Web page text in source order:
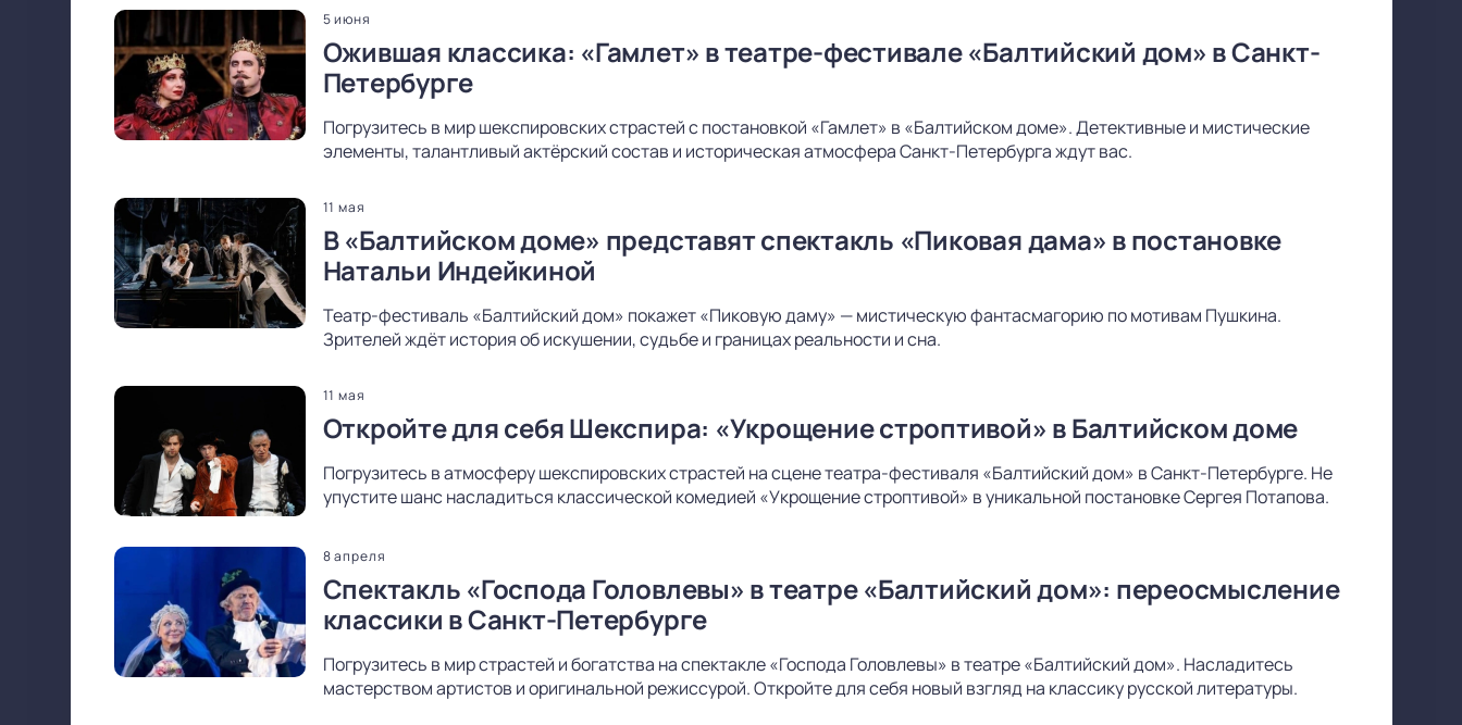
5 июня
Ожившая классика: «Гамлет» в театре-фестивале «Балтийский дом» в Санкт-
Петербурге
Погрузитесь в мир шекспировских страстей с постановкой «Гамлет» в «Балтийском доме». Детективные и мистические
элементы, талантливый актёрский состав и историческая атмосфера Санкт-Петербурга ждут вас.
11 мая
В «Балтийском доме» представят спектакль «Пиковая дама» в постановке
Натальи Индейкиной
Театр-фестиваль «Балтийский дом» покажет «Пиковую даму» — мистическую фантасмагорию по мотивам Пушкина.
Зрителей ждёт история об искушении, судьбе и границах реальности и сна.
11 мая
Откройте для себя Шекспира: «Укрощение строптивой» в Балтийском доме
Погрузитесь в атмосферу шекспировских страстей на сцене театра-фестиваля «Балтийский дом» в Санкт-Петербурге. Не
упустите шанс насладиться классической комедией «Укрощение строптивой» в уникальной постановке Сергея Потапова.
8 апреля
Спектакль «Господа Головлевы» в театре «Балтийский дом»: переосмысление
классики в Санкт-Петербурге
Погрузитесь в мир страстей и богатства на спектакле «Господа Головлевы» в театре «Балтийский дом». Насладитесь
мастерством артистов и оригинальной режиссурой. Откройте для себя новый взгляд на классику русской литературы.